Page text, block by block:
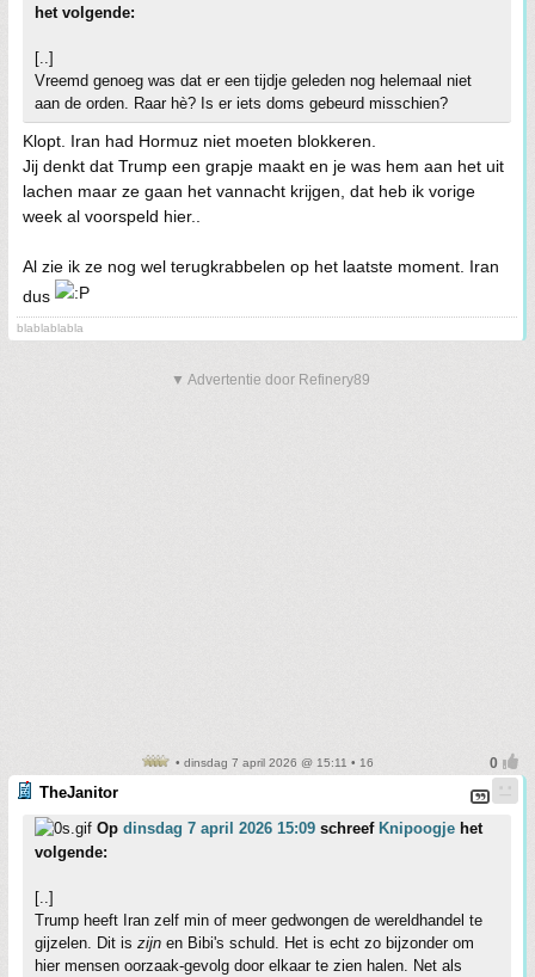
het volgende:
[..]
Vreemd genoeg was dat er een tijdje geleden nog helemaal niet
aan de orden. Raar hè? Is er iets doms gebeurd misschien?
Klopt. Iran had Hormuz niet moeten blokkeren.
Jij denkt dat Trump een grapje maakt en je was hem aan het uit
lachen maar ze gaan het vannacht krijgen, dat heb ik vorige
week al voorspeld hier..
Al zie ik ze nog wel terugkrabbelen op het laatste moment. Iran
dus
blablablabla
▼ Advertentie door Refinery89
• dinsdag 7 april 2026 @ 15:11 • 16
TheJanitor
Op dinsdag 7 april 2026 15:09 schreef Knipoogje het
volgende:
[..]
Trump heeft Iran zelf min of meer gedwongen de wereldhandel te
gijzelen. Dit is zijn en Bibi's schuld. Het is echt zo bijzonder om
hier mensen oorzaak-gevolg door elkaar te zien halen. Net als